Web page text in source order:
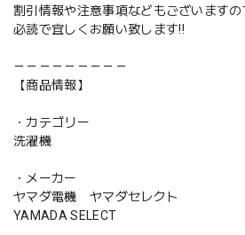
割引情報や注意事項などもございます
必読で宜しくお願い致します‼️
－－－－－－－－－
【商品情報】
・カテゴリー
洗濯機
・メーカー
ヤマダ電機 ヤマダセレクト
YAMADA SELECT